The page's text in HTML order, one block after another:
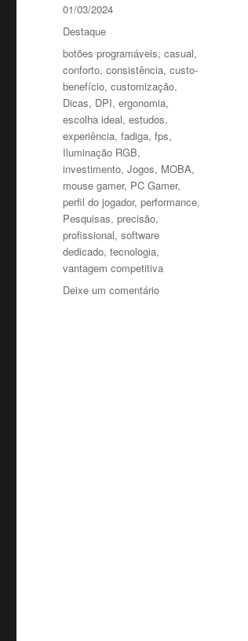
Publicado
em
01/03/2024
Categorias
Destaque
Tags
botões programáveis,casual,
conforto,consistência,custo-
benefício,customização,
Dicas, DPI,ergonomia,
escolha ideal,estudos,
experiência,fadiga,fps,
Iluminação RGB,
investimento,Jogos, MOBA,
mouse gamer, PC Gamer,
perfil do jogador,performance,
Pesquisas,precisão,
profissional,software
dedicado,tecnologia,
vantagem competitiva
Deixe um comentárioem